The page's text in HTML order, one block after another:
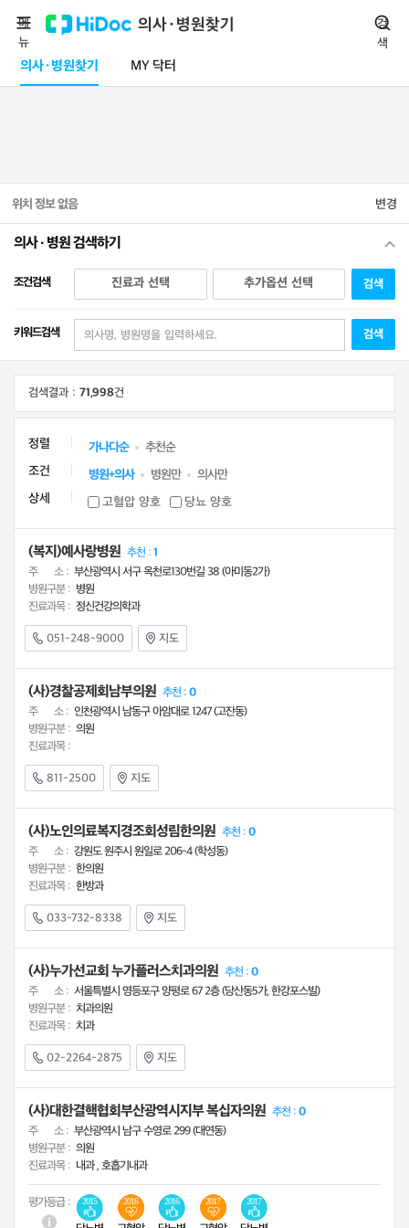
의사·병원찾기
의사·병원찾기 MY 닥터
메
뉴
검
색
위치 정보 없음 변경
의사 · 병원 검색하기
조건검색 진료과 선택 추가옵션 선택 검색
키워드검색 검색
검색결과 : 71,998건
정렬 가나다순
추천순
조건
병원+의사 병원만
의사만
상세
고혈압 양호 당뇨 양호
(복지)예사랑병원 추천 :1
주 소 : 부산광역시 서구 옥천로130번길 38 (아미동2가)
병원구분 : 병원
진료과목 : 정신건강의학과
051-248-9000 지도
(사)경찰공제회남부의원 추천 :0
주 소 : 인천광역시 남동구 아암대로 1247 (고잔동)
병원구분 : 의원
진료과목 :
811-2500 지도
(사)노인의료복지경조회성림한의원 추천 :0
주 소 : 강원도 원주시 원일로 206-4 (학성동)
병원구분 : 한의원
진료과목 : 한방과
033-732-8338 지도
(사)누가선교회 누가플러스치과의원 추천 :0
주 소 : 서울특별시 영등포구 양평로 67 2층 (당산동5가, 한강포스빌)
병원구분 : 치과의원
진료과목 : 치과
02-2264-2875 지도
(사)대한결핵협회부산광역시지부 복십자의원 추천 :0
주 소 : 부산광역시 남구 수영로 299 (대연동)
병원구분 : 의원
진료과목 : 내과 , 호흡기내과
평가등급 : 2015 2016 2016 2017 2017